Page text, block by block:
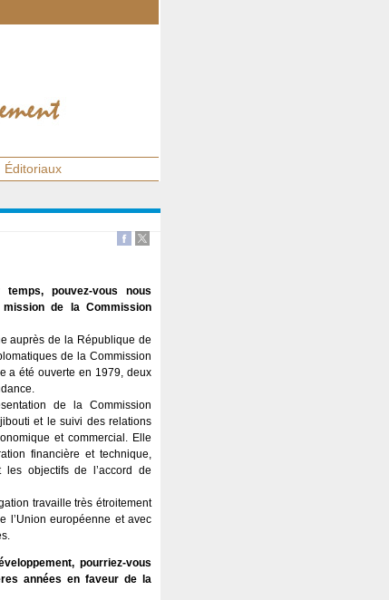
Éditoriaux
pouvez-vous nous
de la Commission
auprès de la République de
de la Commission
a été ouverte en 1979, deux
de la Commission
et le suivi des relations
et commercial. Elle
financière et technique,
objectifs de l’accord de
travaille très étroitement
l’Union européenne et avec
pourriez-vous
années en faveur de la